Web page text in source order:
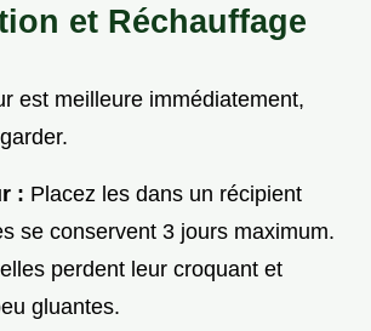
et Réchauffage
est meilleure immédiatement,
: Placez les dans un récipient
se conservent 3 jours maximum.
perdent leur croquant et
gluantes.